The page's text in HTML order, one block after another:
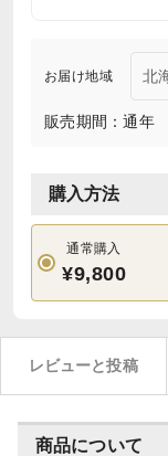
お届け地域
販売期間：通年
購入方法
通常購入
¥9,800
レビューと投稿
商品について